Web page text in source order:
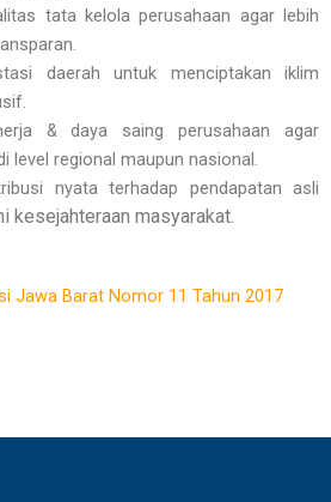
tata kelola perusahaan agar lebih
daerah untuk menciptakan iklim
& daya saing perusahaan agar
level regional maupun nasional.
nyata terhadap pendapatan asli
kesejahteraan masyarakat.
Jawa Barat Nomor 11 Tahun 2017